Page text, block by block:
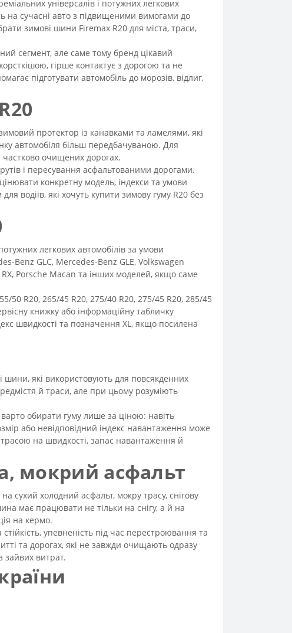
універсалів і потужних легкових
на сучасні авто з підвищеними вимогами до
зимові шини Firemax R20 для міста, траси,
сегмент, але саме тому бренд цікавий
гірше контактує з дорогою та не
підготувати автомобіль до морозів, відлиг,
протектор із канавками та ламелями, які
автомобіля більш передбачуваною. Для
частково очищених дорогах.
і пересування асфальтованими дорогами.
конкретну модель, індекси та умови
водіїв, які хочуть купити зимову гуму R20 без
легкових автомобілів за умови
Benz GLC, Mercedes-Benz GLE, Volkswagen
Porsche Macan та інших моделей, якщо саме
50 R20, 265/45 R20, 275/40 R20, 275/45 R20, 285/45
книжку або інформаційну табличку
швидкості та позначення XL, якщо посилена
шини, які використовують для повсякденних
й траси, але при цьому розуміють
обирати гуму лише за ціною: навіть
або невідповідний індекс навантаження може
на швидкості, запас навантаження й
мокрий асфальт
сухий холодний асфальт, мокру трасу, снігову
має працювати не тільки на снігу, а й на
на кермо.
упевненість під час перестроювання та
та дорогах, які не завжди очищають одразу
зайвих витрат.